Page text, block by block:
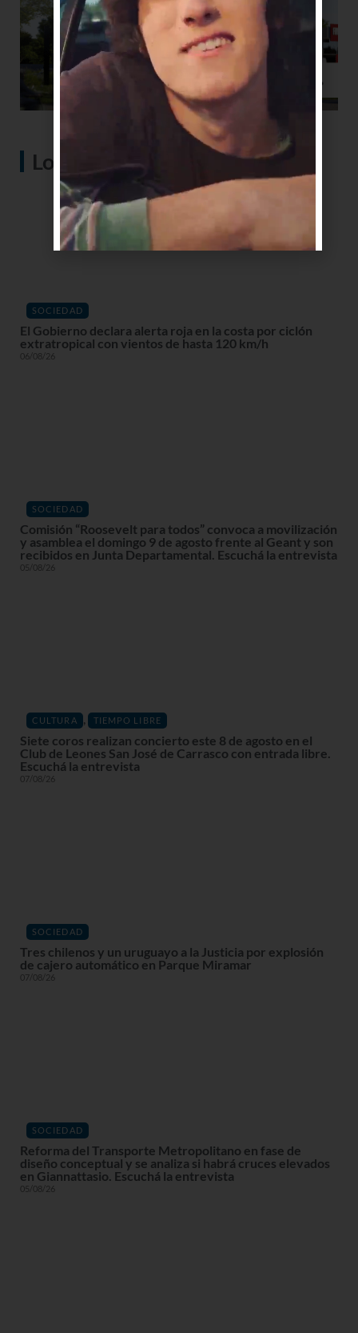
Lo más visto
SOCIEDAD
El Gobierno declara alerta roja en la costa por ciclón
extratropical con vientos de hasta 120 km/h
06/08/26
SOCIEDAD
Comisión “Roosevelt para todos” convoca a movilización
y asamblea el domingo 9 de agosto frente al Geant y son
recibidos en Junta Departamental. Escuchá la entrevista
05/08/26
CULTURA , TIEMPO LIBRE
Siete coros realizan concierto este 8 de agosto en el
Club de Leones San José de Carrasco con entrada libre.
Escuchá la entrevista
07/08/26
SOCIEDAD
Tres chilenos y un uruguayo a la Justicia por explosión
de cajero automático en Parque Miramar
07/08/26
SOCIEDAD
Reforma del Transporte Metropolitano en fase de
diseño conceptual y se analiza si habrá cruces elevados
en Giannattasio. Escuchá la entrevista
05/08/26